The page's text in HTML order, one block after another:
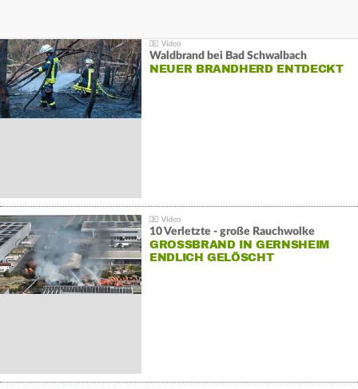
Waldbrand bei Bad Schwalbach
NEUER BRANDHERD ENTDECKT
10 Verletzte - große Rauchwolke
GROSSBRAND IN GERNSHEIM E
NDLICH GELÖSCHT